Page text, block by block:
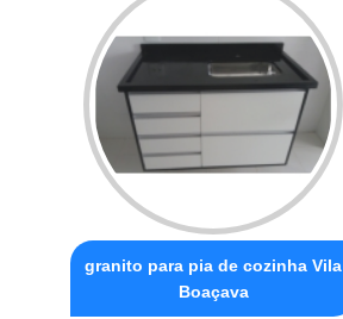
granito para pia de cozinha Vila
Boaçava